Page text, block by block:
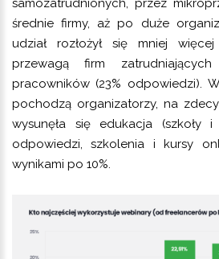
samozatrudnionych, przez
średnie firmy, aż po duże
udział rozłożył się mniej
przewagą firm
pracowników (23% odpowiedzi).
pochodzą organizatorzy, na
wysunęła się edukacja (szkoły
odpowiedzi, szkolenia i kursy
wynikami po 10%.